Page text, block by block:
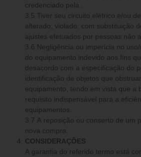
credenciado pela .
3.5 Tiver seu circuito elétrico e/ou
alterado, violado, com substituição
ajustes efetuados por pessoas não
3.6 Negligência ou imperícia no
do equipamento indevido aos fins
desacordo com a especificação do
identificação de objetos que
equipamento, tendo em vista que a
requisito indispensável para a
equipamentos.
3.7 A reposição ou conserto de um
nova compra.
CONSIDERAÇÕES
A garantia do referido termo está